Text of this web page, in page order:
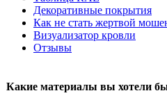
Декоративные покрытия
Как не стать жертвой
Визуализатор кровли
Отзывы
Какие материалы вы хотели